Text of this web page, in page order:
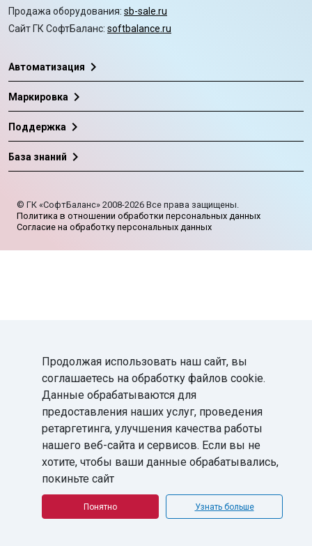
Продажа оборудования: sb-sale.ru
Сайт ГК СофтБаланс: softbalance.ru
Автоматизация chevron_right
Маркировка chevron_right
Поддержка chevron_right
База знаний chevron_right
© ГК «СофтБаланс» 2008-2026 Все права защищены.
Политика в отношении обработки персональных данных
Согласие на обработку персональных данных
Продолжая использовать наш сайт, вы
соглашаетесь на обработку файлов cookie.
Данные обрабатываются для
предоставления наших услуг, проведения
ретаргетинга, улучшения качества работы
нашего веб-сайта и сервисов. Если вы не
хотите, чтобы ваши данные обрабатывались,
покиньте сайт
Понятно Узнать больше